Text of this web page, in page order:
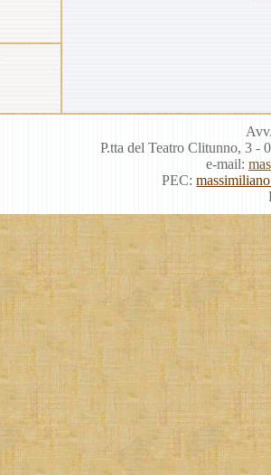
P.tta del Teatro Clitunno, 3 -
e-mail:
PEC: